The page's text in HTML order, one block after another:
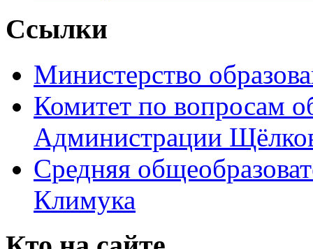
Ссылки
Министерство
Комитет по вопросам
Администрации
Средняя
Климука